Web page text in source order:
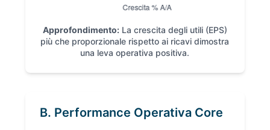
Approfondimento:La crescita degli utili (EPS)
più che proporzionale rispetto ai ricavi dimostra
una leva operativa positiva.
B. Performance Operativa Core